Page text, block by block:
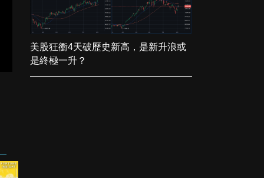
美股狂衝4天破歷史新高，是新升浪或
是終極一升？